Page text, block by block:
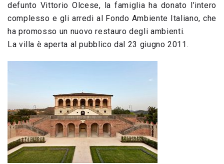
defunto Vittorio Olcese, la famiglia ha donato l’intero
complesso e gli arredi al Fondo Ambiente Italiano, che
ha promosso un nuovo restauro degli ambienti.
La villa è aperta al pubblico dal 23 giugno 2011.